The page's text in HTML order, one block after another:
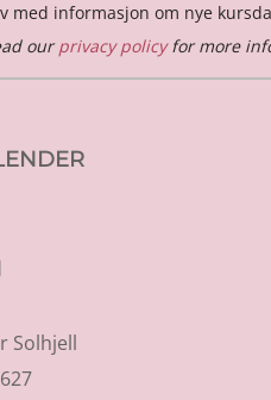
med informasjon om nye
ourprivacy policyfor more
Solhjell